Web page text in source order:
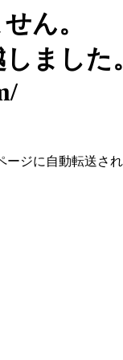
ん。
ました。
ジに自動転送され